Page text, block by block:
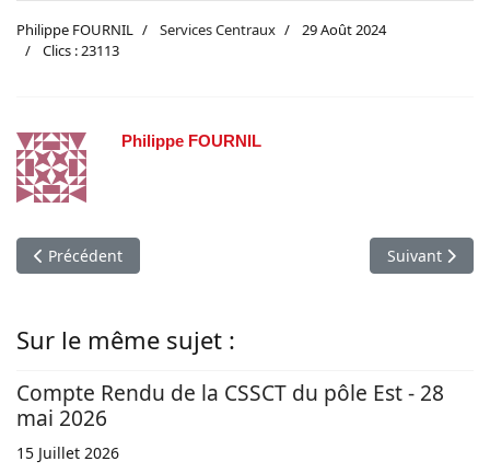
Philippe FOURNIL Services Centraux
29 Août 2024
Clics : 23113
Philippe FOURNIL
Article précédent : CSEE Centraux - Compte rendu de la
Précédent Article
Suivant
Sur le même sujet :
Compte Rendu de la CSSCT du pôle Est - 28
mai 2026
15 Juillet 2026